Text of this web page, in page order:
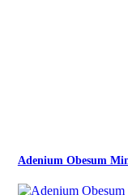
Adenium Obesum